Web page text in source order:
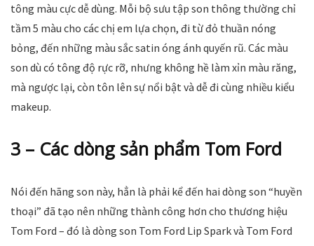
tông màu cực dễ dùng. Mỗi bộ sưu tập son thông thường chỉ
tầm 5 màu cho các chị em lựa chọn, đi từ đỏ thuần nóng
bỏng, đến những màu sắc satin óng ánh quyến rũ. Các màu
son dù có tông độ rực rỡ, nhưng không hề làm xỉn màu răng,
mà ngược lại, còn tôn lên sự nổi bật và dễ đi cùng nhiều kiểu
makeup.
3 – Các dòng sản phẩm Tom Ford
Nói đến hãng son này, hẳn là phải kể đến hai dòng son “huyền
thoại” đã tạo nên những thành công hơn cho thương hiệu
Tom Ford – đó là dòng son Tom Ford Lip Spark và Tom Ford